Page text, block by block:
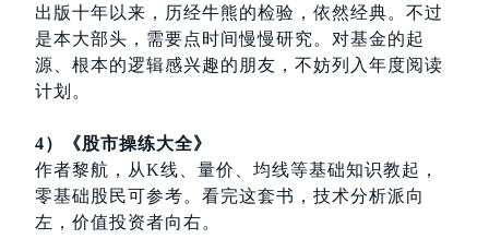
出版十年以来，历经牛熊的检验，依然经典。不过
是本大部头，需要点时间慢慢研究。对基金的起
源、根本的逻辑感兴趣的朋友，不妨列入年度阅读
计划。
4）《股市操练大全》
作者黎航，从K线、量价、均线等基础知识教起，
零基础股民可参考。看完这套书，技术分析派向
左，价值投资者向右。